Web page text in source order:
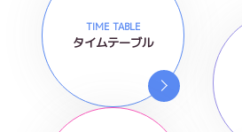
TIME TABLE
タイムテーブル